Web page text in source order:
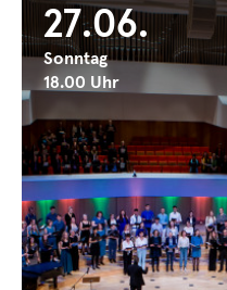
27.06.
Sonntag
18.00 Uhr